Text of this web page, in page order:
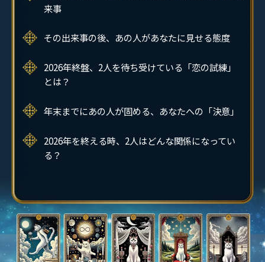
来事
その出来事の後、あの人があなたに見せる態度
2026年終盤、2人を待ち受けている「恋の試練」
とは？
年末までにあの人が固める、あなたへの「決意」
2026年を終える時、2人はどんな関係になってい
る？